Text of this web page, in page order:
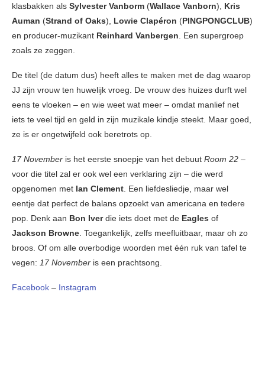
klasbakken als Sylvester Vanborm (Wallace Vanborn), Kris
Auman (Strand of Oaks), Lowie Clapéron (PINGPONGCLUB)
en producer-muzikant Reinhard Vanbergen. Een supergroep
zoals ze zeggen.
De titel (de datum dus) heeft alles te maken met de dag waarop
JJ zijn vrouw ten huwelijk vroeg. De vrouw des huizes durft wel
eens te vloeken – en wie weet wat meer – omdat manlief net
iets te veel tijd en geld in zijn muzikale kindje steekt. Maar goed,
ze is er ongetwijfeld ook beretrots op.
17 November is het eerste snoepje van het debuut Room 22 –
voor die titel zal er ook wel een verklaring zijn – die werd
opgenomen met Ian Clement. Een liefdesliedje, maar wel
eentje dat perfect de balans opzoekt van americana en tedere
pop. Denk aan Bon Iverdie iets doet met de Eagles of
Jackson Browne. Toegankelijk, zelfs meefluitbaar, maar oh zo
broos. Of om alle overbodige woorden met één ruk van tafel te
vegen: 17 November is een prachtsong.
Facebook – Instagram